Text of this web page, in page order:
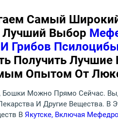
Самый Широкий
Лучший Выбор
Грибов
Получить Лучшие
Опытом От
Бошки Можно Прямо Сейчас.
И Другие Вещества. В
В Якутске, Включая